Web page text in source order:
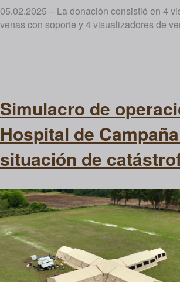
05.02.2025 – La donación consistió en 4
venas con soporte y 4 visualizadores de
Simulacro de
Hospital de
situación de